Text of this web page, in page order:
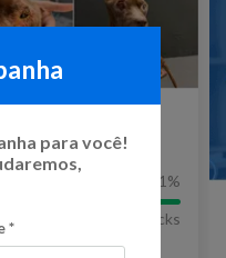
101 %
Kicks
para você!
*